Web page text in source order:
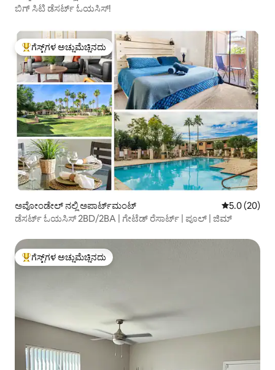
ಬಿಗ್ ಸಿಟಿ ಡೆಸರ್ಟ್ ಓಯಸಿಸ್!
ಗೆಸ್ಟ್‌ಗಳಿಗೆ ಅತಿ ಹೆಚ್ಚು ಅಚ್ಚುಮೆಚ್ಚಿನದು
ಗೆಸ್ಟ್‌ಗಳ ಅಚ್ಚುಮೆಚ್ಚಿನದು
ಅವೋಂಡೇಲ್ ನಲ್ಲಿ ಅಪಾರ್ಟ್‌ಮಂಟ್ 5 ರಲ್ಲಿ 5.0
5.0 (20)
ಡೆಸರ್ಟ್ ಓಯಸಿಸ್ 2BD/2BA | ಗೇಟೆಡ್ ರೆಸಾರ್ಟ್ | ಪೂಲ್ | ಜಿಮ್
ಗೆಸ್ಟ್‌ಗಳಿಗೆ ಅತಿ ಹೆಚ್ಚು ಅಚ್ಚುಮೆಚ್ಚಿನದು
ಗೆಸ್ಟ್‌ಗಳ ಅಚ್ಚುಮೆಚ್ಚಿನದು